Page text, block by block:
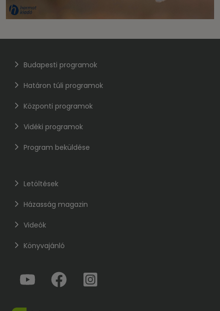
Budapesti programok
Határon túli programok
Központi programok
Vidéki programok
Program beküldése
Letöltések
Házasság magazin
Videók
Könyvajánló